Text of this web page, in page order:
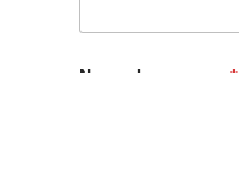
Nome da empresa *